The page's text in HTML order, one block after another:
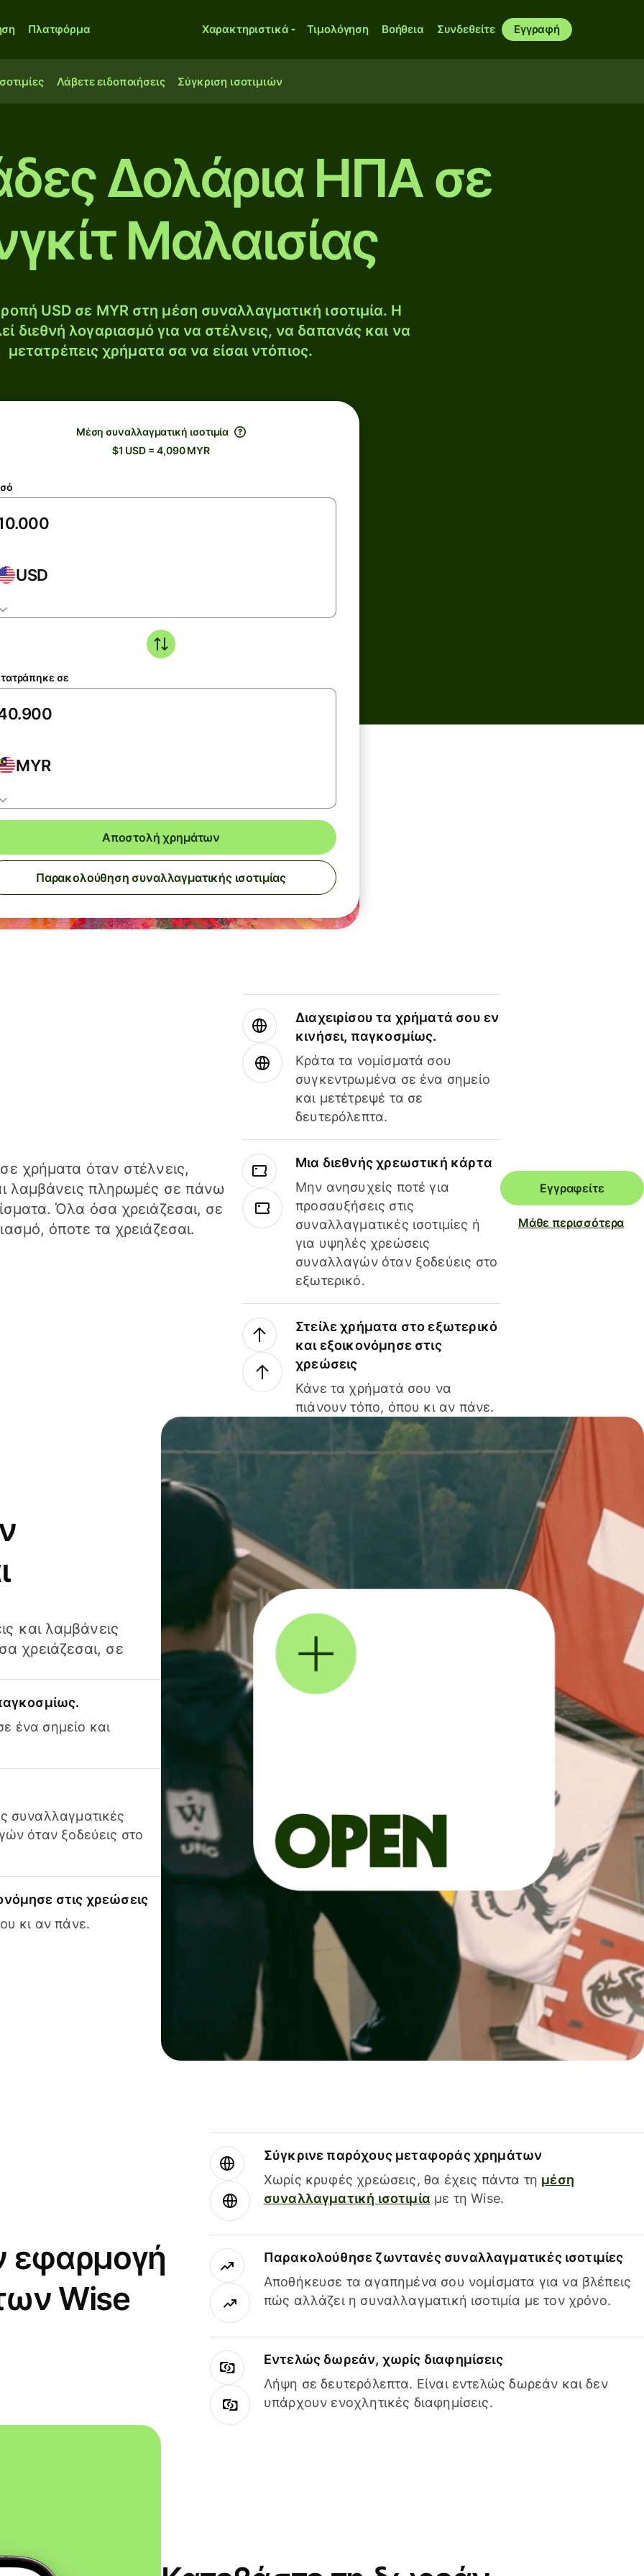
Πλατφόρμα Χαρακτηριστικά Τιμολόγηση Βοήθεια Συνδεθείτε Εγγραφή
Λάβετε ειδοποιήσεις Σύγκριση ισοτιμιών
Δολάρια ΗΠΑ σε
Μαλαισίας
USD σε MYR στη μέση συναλλαγματική ισοτιμία. Η
διεθνή λογαριασμό για να στέλνεις, να δαπανάς και να
μετατρέπεις χρήματα σα να είσαι ντόπιος.
Μέση συναλλαγματική ισοτιμία
$1 USD = 4,090 MYR
USD
σε
MYR
Αποστολή χρημάτων
Παρακολούθηση συναλλαγματικής ισοτιμίας
χρήματα όταν στέλνεις,
λαμβάνεις πληρωμές σε πάνω
Όλα όσα χρειάζεσαι, σε
όποτε τα χρειάζεσαι.
Διαχειρίσου τα χρήματά σου εν
κινήσει, παγκοσμίως.
Κράτα τα νομίσματά σου
συγκεντρωμένα σε ένα σημείο
και μετέτρεψέ τα σε
δευτερόλεπτα.
Μια διεθνής χρεωστική κάρτα
Μην ανησυχείς ποτέ για
προσαυξήσεις στις
συναλλαγματικές ισοτιμίες ή
για υψηλές χρεώσεις
συναλλαγών όταν ξοδεύεις στο
εξωτερικό.
Στείλε χρήματα στο εξωτερικό
και εξοικονόμησε στις
χρεώσεις
Κάνε τα χρήματά σου να
πιάνουν τόπο, όπου κι αν πάνε.
Εγγραφείτε
Μάθε περισσότερα
και λαμβάνεις
χρειάζεσαι, σε
ένα σημείο και
συναλλαγματικές
όταν ξοδεύεις στο
στις χρεώσεις
κι αν πάνε.
εφαρμογή
Wise
Σύγκρινε παρόχους μεταφοράς χρημάτων
Χωρίς κρυφές χρεώσεις, θα έχεις πάντα τη μέση
συναλλαγματική ισοτιμία με τη Wise.
Παρακολούθησε ζωντανές συναλλαγματικές ισοτιμίες
Αποθήκευσε τα αγαπημένα σου νομίσματα για να βλέπεις
πώς αλλάζει η συναλλαγματική ισοτιμία με τον χρόνο.
Εντελώς δωρεάν, χωρίς διαφημίσεις
Λήψη σε δευτερόλεπτα. Είναι εντελώς δωρεάν και δεν
υπάρχουν ενοχλητικές διαφημίσεις.